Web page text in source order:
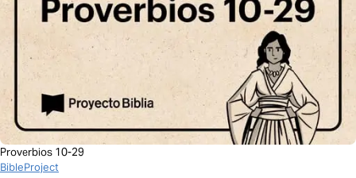
Proverbios 10-29
BibleProject